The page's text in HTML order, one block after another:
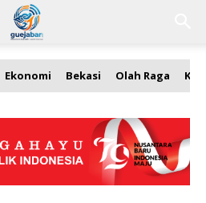
Ekonomi Bekasi Olah Raga